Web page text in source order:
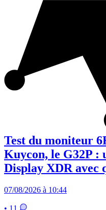
Test du moniteur
Kuycon, le G32P :
Display XDR avec
07/08/2026 à 10:44